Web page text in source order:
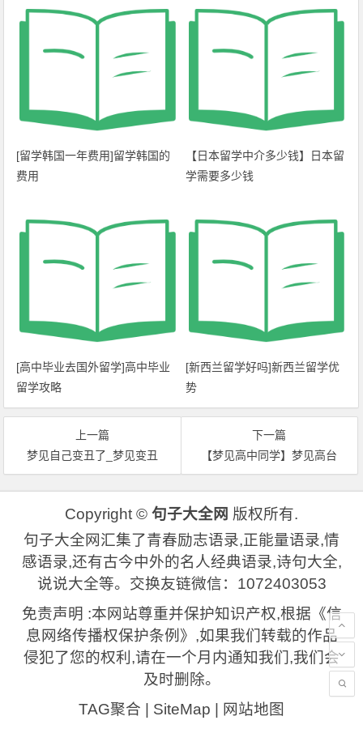
[留学韩国一年费用]留学韩国的
费用
【日本留学中介多少钱】日本留
学需要多少钱
[高中毕业去国外留学]高中毕业
留学攻略
[新西兰留学好吗]新西兰留学优
势
上一篇
梦见自己变丑了_梦见变丑
下一篇
【梦见高中同学】梦见高台
Copyright © 句子大全网 版权所有.
句子大全网汇集了青春励志语录,正能量语录,情
感语录,还有古今中外的名人经典语录,诗句大全,
说说大全等。交换友链微信：1072403053
免责声明 :本网站尊重并保护知识产权,根据《信
息网络传播权保护条例》,如果我们转载的作品
侵犯了您的权利,请在一个月内通知我们,我们会
及时删除。
TAG聚合 | SiteMap | 网站地图